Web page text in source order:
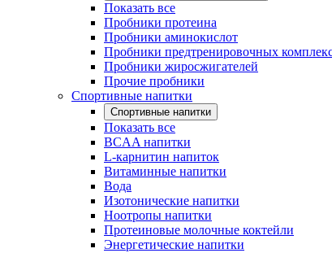
Показать все
Пробники протеина
Пробники аминокислот
Пробники предтренировочных
Пробники жиросжигателей
Прочие пробники
Спортивные напитки
Спортивные напитки
Показать все
BCAA напитки
L-карнитин напиток
Витаминные напитки
Вода
Изотонические напитки
Ноотропы напитки
Протеиновые молочные коктейли
Энергетические напитки